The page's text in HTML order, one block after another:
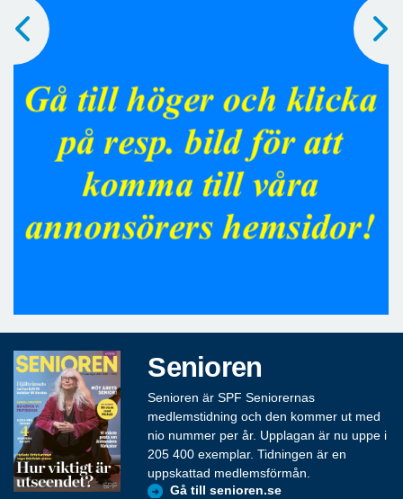
Senioren
Senioren är SPF Seniorernas
medlemstidning och den kommer ut med
nio nummer per år. Upplagan är nu uppe i
205 400 exemplar. Tidningen är en
uppskattad medlemsförmån.
Gå till senioren.se